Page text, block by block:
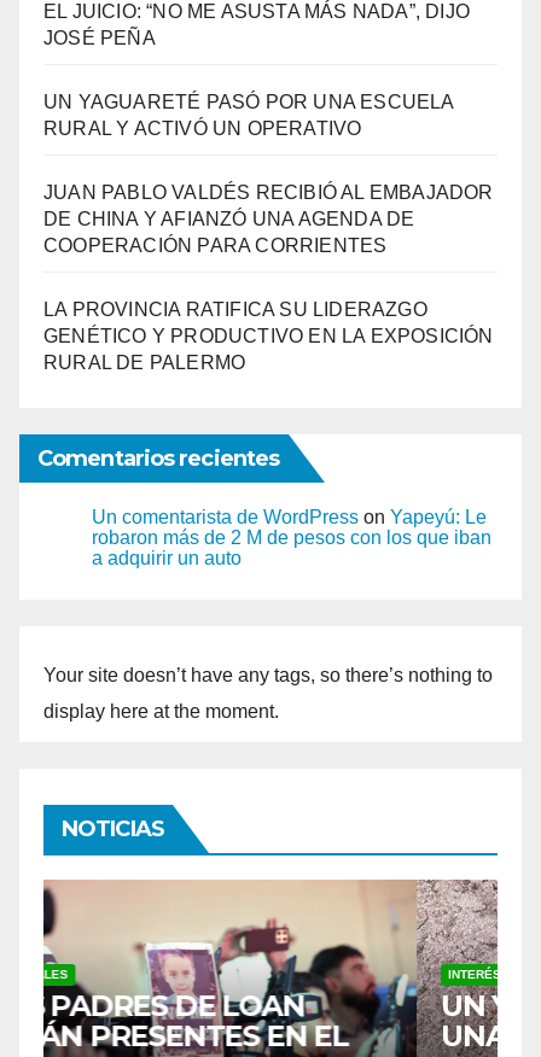
EL JUICIO: “NO ME ASUSTA MÁS NADA”, DIJO
JOSÉ PEÑA
UN YAGUARETÉ PASÓ POR UNA ESCUELA
RURAL Y ACTIVÓ UN OPERATIVO
JUAN PABLO VALDÉS RECIBIÓ AL EMBAJADOR
DE CHINA Y AFIANZÓ UNA AGENDA DE
COOPERACIÓN PARA CORRIENTES
LA PROVINCIA RATIFICA SU LIDERAZGO
GENÉTICO Y PRODUCTIVO EN LA EXPOSICIÓN
RURAL DE PALERMO
Comentarios recientes
Un comentarista de WordPress on Yapeyú: Le
robaron más de 2 M de pesos con los que iban
a adquirir un auto
Your site doesn’t have any tags, so there’s nothing to
display here at the moment.
NOTICIAS
INTERÉS GENERAL
UN YAGUARETÉ PASÓ POR
UNA ESCUELA RURAL Y